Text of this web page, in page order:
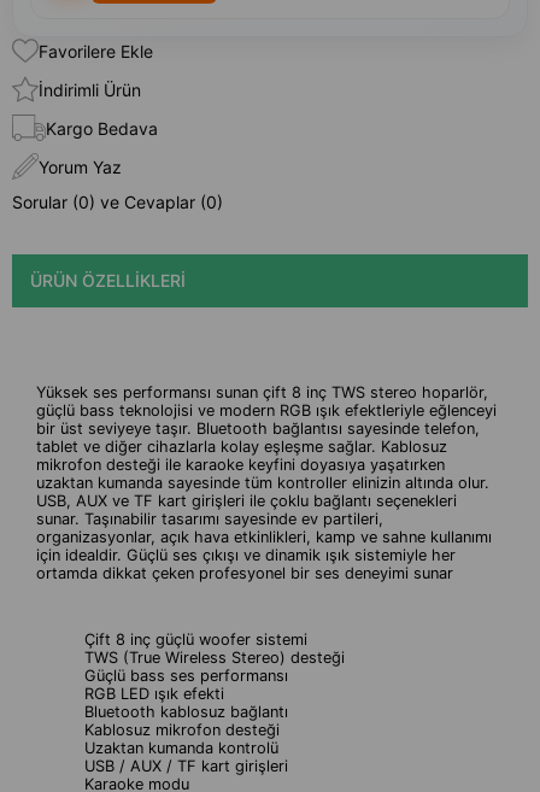
Favorilere Ekle
İndirimli Ürün
Kargo Bedava
Yorum Yaz
Sorular (0) ve Cevaplar (0)
ÜRÜN ÖZELLIKLERI
Yüksek ses performansı sunan çift 8 inç TWS stereo hoparlör,
güçlü bass teknolojisi ve modern RGB ışık efektleriyle eğlenceyi
bir üst seviyeye taşır. Bluetooth bağlantısı sayesinde telefon,
tablet ve diğer cihazlarla kolay eşleşme sağlar. Kablosuz
mikrofon desteği ile karaoke keyfini doyasıya yaşatırken
uzaktan kumanda sayesinde tüm kontroller elinizin altında olur.
USB, AUX ve TF kart girişleri ile çoklu bağlantı seçenekleri
sunar. Taşınabilir tasarımı sayesinde ev partileri,
organizasyonlar, açık hava etkinlikleri, kamp ve sahne kullanımı
için idealdir. Güçlü ses çıkışı ve dinamik ışık sistemiyle her
ortamda dikkat çeken profesyonel bir ses deneyimi sunar
Çift 8 inç güçlü woofer sistemi
TWS (True Wireless Stereo) desteği
Güçlü bass ses performansı
RGB LED ışık efekti
Bluetooth kablosuz bağlantı
Kablosuz mikrofon desteği
Uzaktan kumanda kontrolü
USB / AUX / TF kart girişleri
Karaoke modu